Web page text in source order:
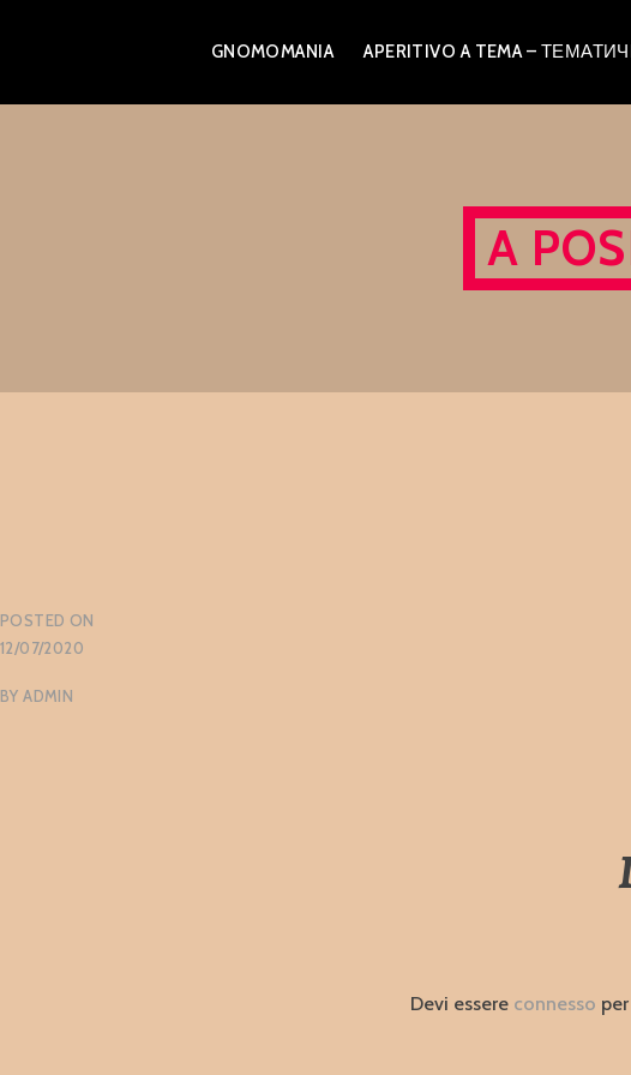
content
GNOMOMANIA APERITIVO A TEMA –
A
POSTED ON
12/07/2020
BYADMIN
Devi essere connesso